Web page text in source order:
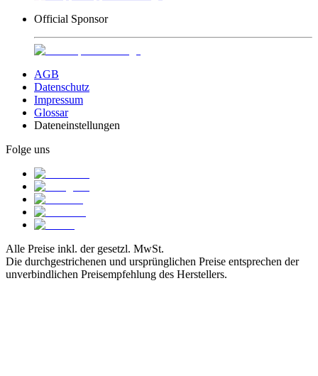
Official Sponsor
AGB
Datenschutz
Impressum
Glossar
Dateneinstellungen
Folge uns
Alle Preise inkl. der gesetzl. MwSt.
Die durchgestrichenen und ursprünglichen Preise entsprechen der
unverbindlichen Preisempfehlung des Herstellers.